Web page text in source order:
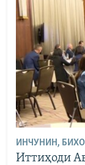
ИНЧУНИН,
Иттиҳоди